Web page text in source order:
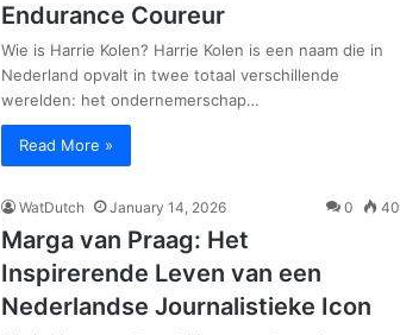
Endurance Coureur
Wie is Harrie Kolen? Harrie Kolen is een naam die in
Nederland opvalt in twee totaal verschillende
werelden: het ondernemerschap…
Read More »
WatDutch January 14, 2026 0 40
Marga van Praag: Het
Inspirerende Leven van een
Nederlandse Journalistieke Icon